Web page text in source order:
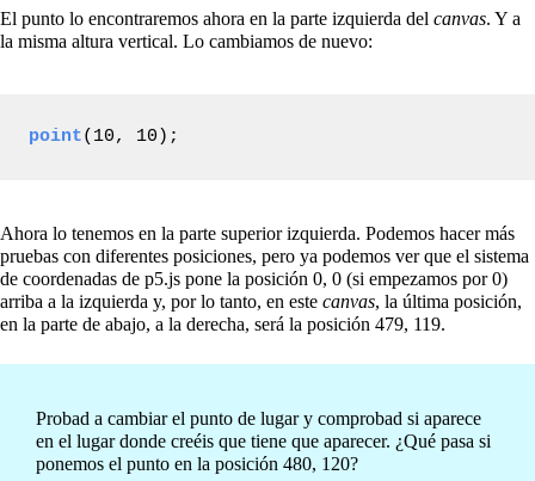
El punto lo encontraremos ahora en la parte izquierda del canvas. Y a
la misma altura vertical. Lo cambiamos de nuevo:
point(10, 10);
Ahora lo tenemos en la parte superior izquierda. Podemos hacer más
pruebas con diferentes posiciones, pero ya podemos ver que el sistema
de coordenadas de p5.js pone la posición 0, 0 (si empezamos por 0)
arriba a la izquierda y, por lo tanto, en este canvas, la última posición,
en la parte de abajo, a la derecha, será la posición 479, 119.
Probad a cambiar el punto de lugar y comprobad si aparece
en el lugar donde creéis que tiene que aparecer. ¿Qué pasa si
ponemos el punto en la posición 480, 120?